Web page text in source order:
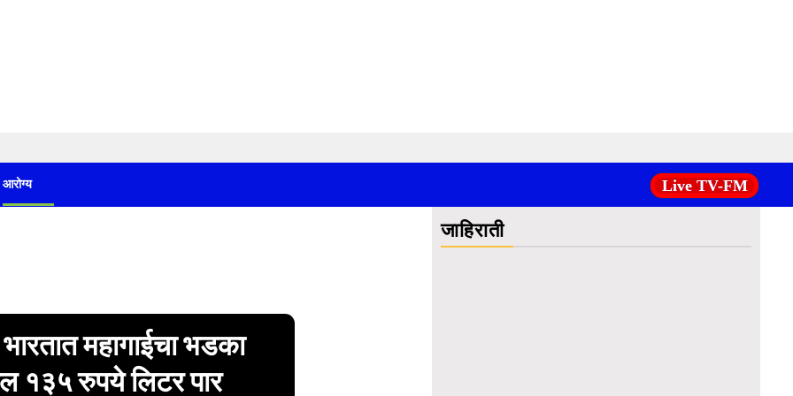
आरोग्य Live TV-FM
महागाईचा भडका
१३५ रुपये लिटर पार
जाहिराती